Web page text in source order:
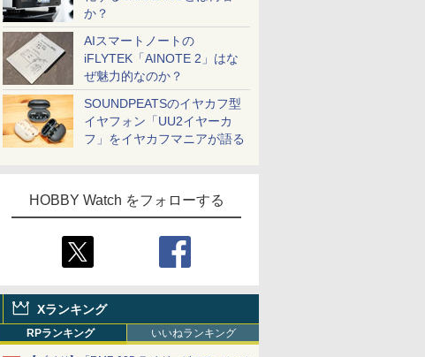
か？
AIスマートノートの
iFLYTEK「AINOTE 2」はな
ぜ魅力的なのか？
SOUNDPEATSのイヤカフ型
イヤフォン「UU2イヤーカ
フ」をイヤカフマニアが語る
HOBBY Watch をフォローする
Xランキング
RPランキング いいねランキング